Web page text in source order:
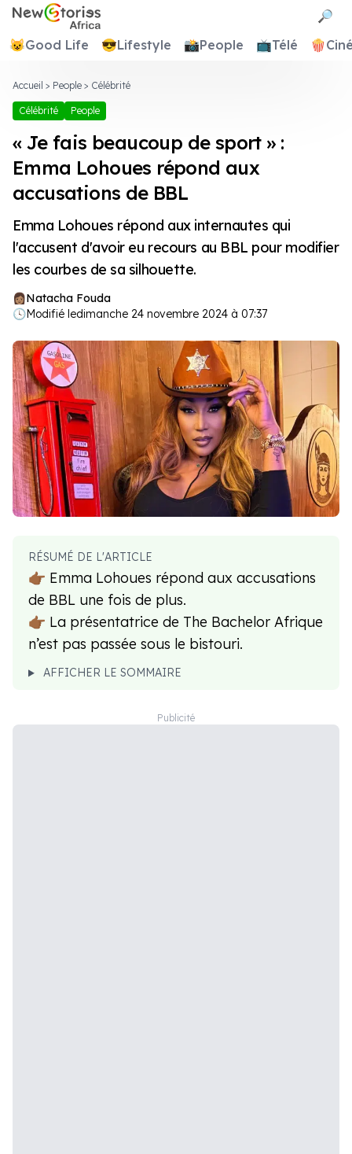
Newstories Africa
🔎
😺Good Life 😎Lifestyle 📸People 📺Télé 🍿
Accueil > People > Célébrité
Célébrité People
« Je fais beaucoup de sport » :
Emma Lohoues répond aux
accusations de BBL
Emma Lohoues répond aux internautes qui
l'accusent d'avoir eu recours au BBL pour modifier
les courbes de sa silhouette.
Natacha Fouda
🕓Modifié ledimanche 24 novembre 2024 à 07:37
RÉSUMÉ DE L'ARTICLE
👉🏾 Emma Lohoues répond aux accusations
de BBL une fois de plus.
👉🏾 La présentatrice de The Bachelor Afrique
n’est pas passée sous le bistouri.
AFFICHER LE SOMMAIRE